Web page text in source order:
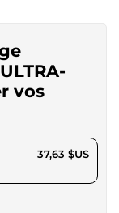
vos
37,63 $US